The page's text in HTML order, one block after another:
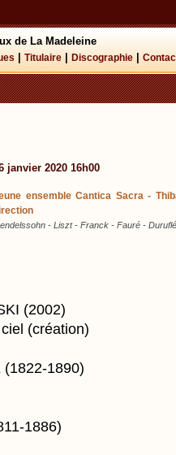
de La Madeleine
Titulaire Discographie
janvier 2020 16h00
ensemble Cantica Sacra -
- Liszt - Franck - Fauré -
(2002)
(création)
(1822-1890)
1886)